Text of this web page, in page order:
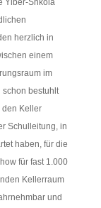
herzlich in
einem
im
schon bestuhlt
den Keller
Schulleitung, in
haben, für die
für fast 1.000
Kellerraum
und